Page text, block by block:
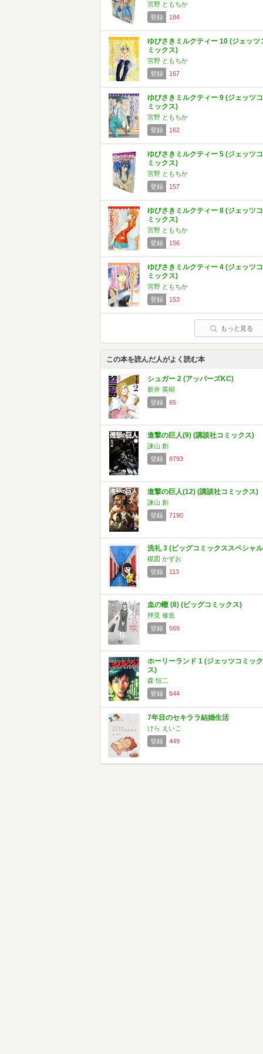
宮野 ともちか
登録
184
ゆびさきミルクティー 10 (ジェッツ
ミックス)
宮野 ともちか
登録
167
ゆびさきミルクティー 9 (ジェッツコ
ミックス)
宮野 ともちか
登録
162
ゆびさきミルクティー 5 (ジェッツコ
ミックス)
宮野 ともちか
登録
157
ゆびさきミルクティー 8 (ジェッツコ
ミックス)
宮野 ともちか
登録
156
ゆびさきミルクティー 4 (ジェッツコ
ミックス)
宮野 ともちか
登録
153
もっと見る
この本を読んだ人がよく読む本
シュガー 2 (アッパーズKC)
新井 英樹
登録
65
進撃の巨人(9) (講談社コミックス)
諫山 創
登録
8793
進撃の巨人(12) (講談社コミックス)
諫山 創
登録
7190
洗礼 3 (ビッグコミックススペシャ
楳図 かずお
登録
113
血の轍 (8) (ビッグコミックス)
押見 修造
登録
569
ホーリーランド 1 (ジェッツコミック
ス)
森 恒二
登録
644
7年目のセキララ結婚生活
けら えいこ
登録
449